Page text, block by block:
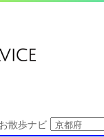
散歩ナビ